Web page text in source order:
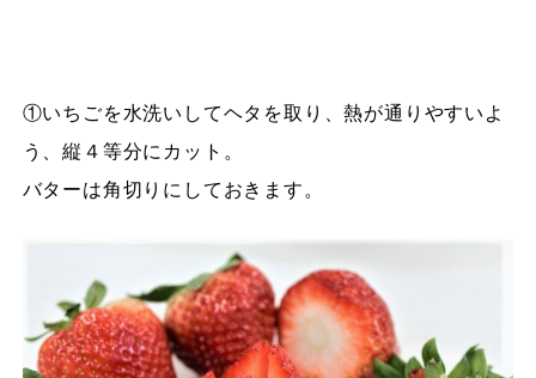
①いちごを水洗いしてヘタを取り、熱が通りやすいよ
う、縦４等分にカット。
バターは角切りにしておきます。